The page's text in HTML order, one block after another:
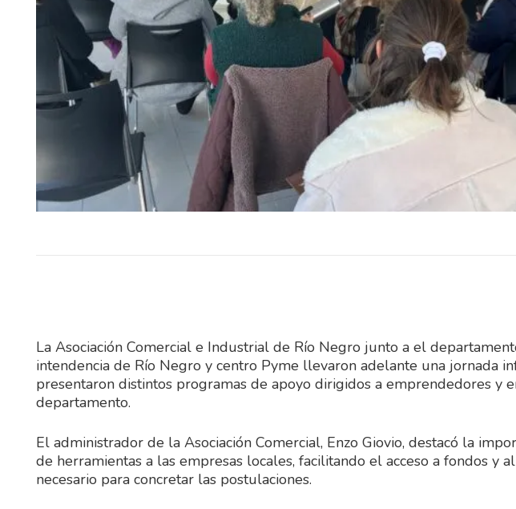
La Asociación Comercial e Industrial de Río Negro junto a el
intendencia de Río Negro y centro Pyme llevaron adelante una jornada
presentaron distintos programas de apoyo dirigidos a emprendedores y
departamento.
El administrador de la Asociación Comercial, Enzo Giovio, destacó la
de herramientas a las empresas locales, facilitando el acceso a fondos y
necesario para concretar las postulaciones.
El Tribunal de Apelaciones en lo Penal
confirmó este jueves, en todos sus
términos, la sentencia dictada en
diciembre…
El